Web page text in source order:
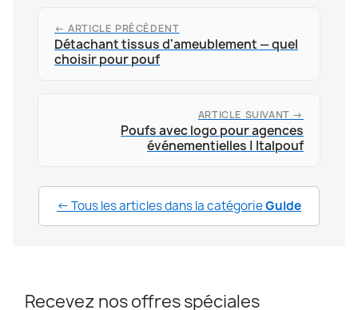
← ARTICLE PRÉCÉDENT
Détachant tissus d'ameublement — quel
choisir pour pouf
ARTICLE SUIVANT →
Poufs avec logo pour agences
événementielles | Italpouf
← Tous les articles dans la catégorieGuide
Recevez nos offres spéciales